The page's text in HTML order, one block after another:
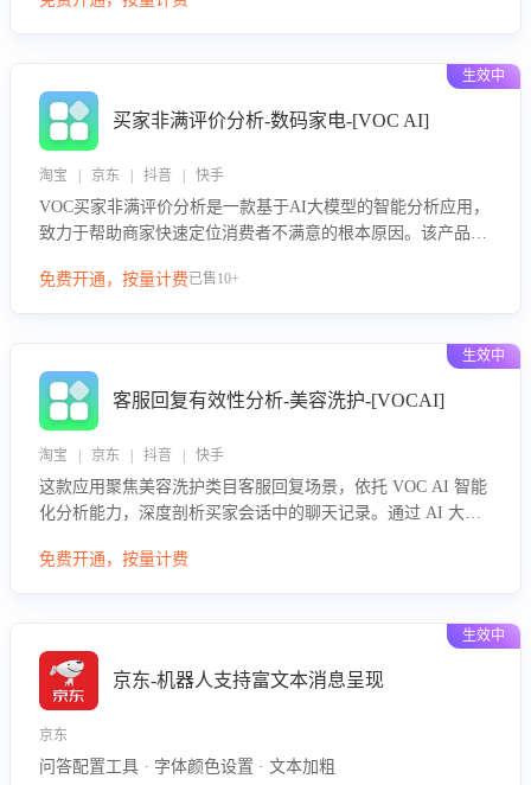
绪、归因争议根源，并客观评估客服应对合理性与成效。系统
生效中
买家非满评价分析-数码家电-[VOC AI]
淘宝 | 京东 | 抖音 | 快手
VOC买家非满评价分析是一款基于AI大模型的智能分析应用，
致力于帮助商家快速定位消费者不满意的根本原因。该产品可
或其它部门原因，明确责任归属，提供可落地的改进建议与策
免费开通，按量计费已售10+
生效中
客服回复有效性分析-美容洗护-[VOCAI]
淘宝 | 京东 | 抖音 | 快手
这款应用聚焦美容洗护类目客服回复场景，依托 VOC AI 智能
化分析能力，深度剖析买家会话中的聊天记录。通过 AI 大模
效性与完整性，输出针对性改进策略，助力商家快速优化快捷
免费开通，按量计费
生效中
京东-机器人支持富文本消息呈现
京东
问答配置工具 · 字体颜色设置 · 文本加粗